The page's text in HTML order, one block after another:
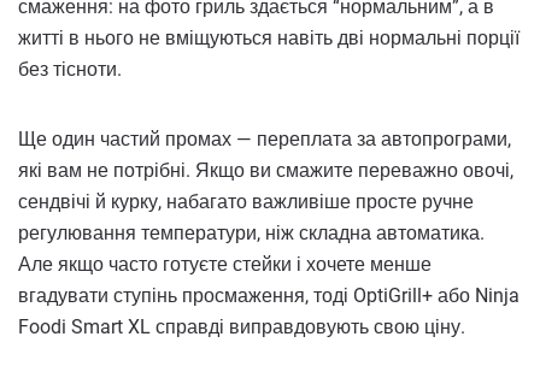
смаження: на фото гриль здається “нормальним”, а в
житті в нього не вміщуються навіть дві нормальні порції
без тісноти.
Ще один частий промах — переплата за автопрограми,
які вам не потрібні. Якщо ви смажите переважно овочі,
сендвічі й курку, набагато важливіше просте ручне
регулювання температури, ніж складна автоматика.
Але якщо часто готуєте стейки і хочете менше
вгадувати ступінь просмаження, тоді OptiGrill+ або Ninja
Foodi Smart XL справді виправдовують свою ціну.